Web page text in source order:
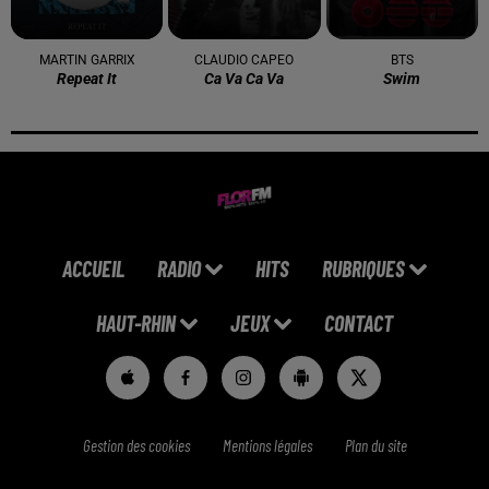
MARTIN GARRIX
Repeat It
CLAUDIO CAPEO
Ca Va Ca Va
BTS
Swim
ACCUEIL RADIO HITS RUBRIQUES
HAUT-RHIN JEUX CONTACT
Gestion des cookies Mentions légales Plan du site